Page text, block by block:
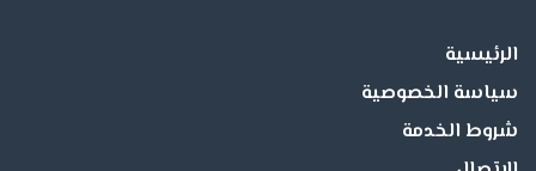
الرئيسية
سياسة الخصوصية
شروط الخدمة